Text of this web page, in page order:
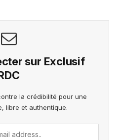
sur Exclusif
la crédibilité pour une
libre et authentique.